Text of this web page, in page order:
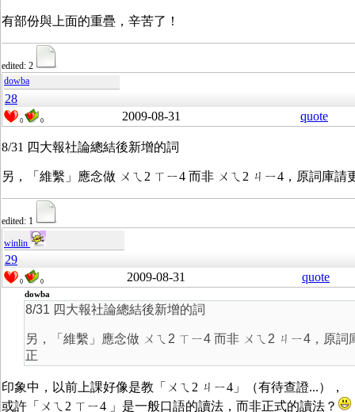
有部份與上面的重疊，辛苦了！
edited: 2
dowba
28
0 0 2009-08-31 quote
8/31 四大報社論總結後新增的詞
另，「維繫」應念做 ㄨㄟ2 ㄒㄧ4 而非 ㄨㄟ2 ㄐㄧ4，原詞庫請
edited: 1
winlin
29
0 0 2009-08-31 quote
dowba
8/31 四大報社論總結後新增的詞
另，「維繫」應念做 ㄨㄟ2 ㄒㄧ4 而非 ㄨㄟ2 ㄐㄧ4，原詞
正
印象中，以前上課好像是教「ㄨㄟ2 ㄐㄧ4」（有待查證...），
或許「ㄨㄟ2 ㄒㄧ4 」是一般口語的讀法，而非正式的讀法？